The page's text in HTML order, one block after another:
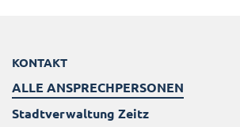
KONTAKT
ALLE ANSPRECHPERSONEN
Stadtverwaltung Zeitz